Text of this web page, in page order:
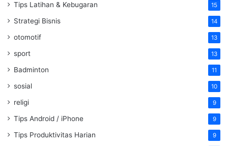
Tips Latihan & Kebugaran 15
Strategi Bisnis 14
otomotif 13
sport 13
Badminton 11
sosial 10
religi 9
Tips Android / iPhone 9
Tips Produktivitas Harian 9